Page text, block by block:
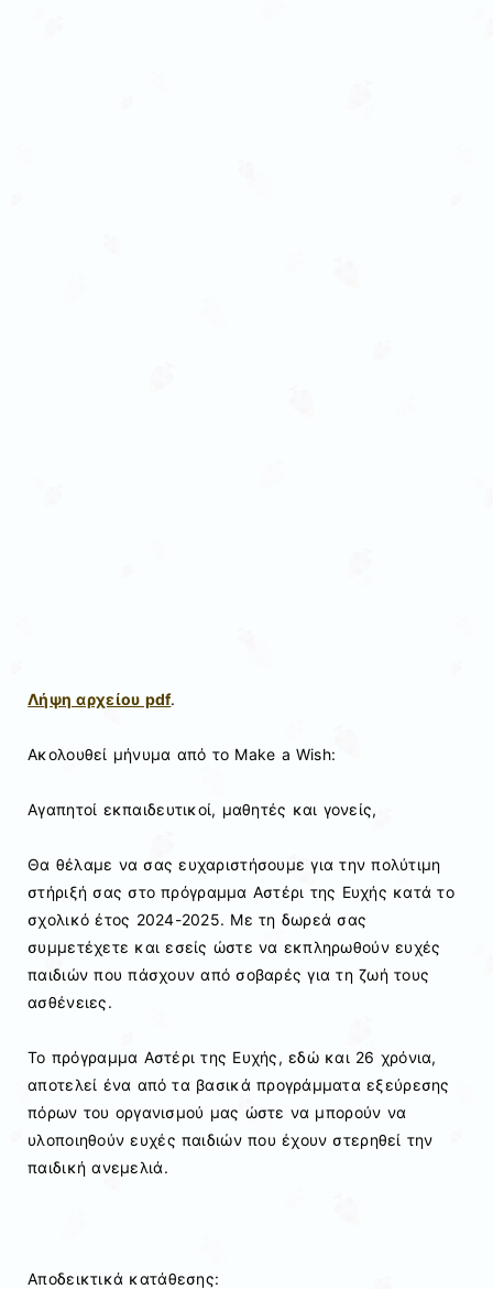
Λήψη αρχείου pdf.
Ακολουθεί μήνυμα από το Make a Wish:
Αγαπητοί εκπαιδευτικοί, μαθητές και γονείς,
Θα θέλαμε να σας ευχαριστήσουμε για την πολύτιμη
στήριξή σας στο πρόγραμμα Αστέρι της Ευχής κατά το
σχολικό έτος 2024-2025. Με τη δωρεά σας
συμμετέχετε και εσείς ώστε να εκπληρωθούν ευχές
παιδιών που πάσχουν από σοβαρές για τη ζωή τους
ασθένειες.
Το πρόγραμμα Αστέρι της Ευχής, εδώ και 26 χρόνια,
αποτελεί ένα από τα βασικά προγράμματα εξεύρεσης
πόρων του οργανισμού μας ώστε να μπορούν να
υλοποιηθούν ευχές παιδιών που έχουν στερηθεί την
παιδική ανεμελιά.
Αποδεικτικά κατάθεσης: